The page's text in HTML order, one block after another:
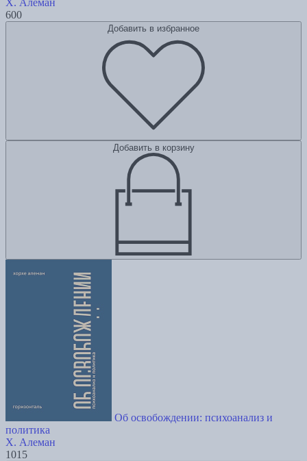
600
Добавить в избранное
Добавить в корзину
Об освобождении: психоанализ и
политика
Х. Алеман
1015